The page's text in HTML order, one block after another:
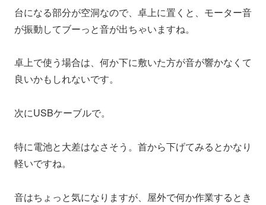
台になる部分が空洞なので、卓上に置くと、モーター音
が振動してブーっと音が出ちゃいますね。
卓上で使う場合は、何か下に敷いた方が音が響かなくて
良いかもしれないです。
次にUSBケーブルで。
特に電池と大差はなさそう。首から下げてみるとかなり
軽いですね。
音はちょっと気になりますが、屋外で何か作業するとき